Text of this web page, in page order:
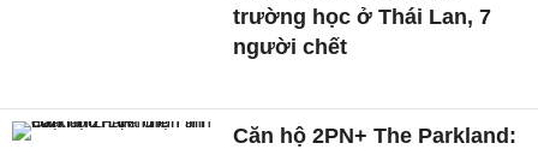
trường học ở Thái Lan, 7
người chết
Căn hộ 2PN+ The Parkland: